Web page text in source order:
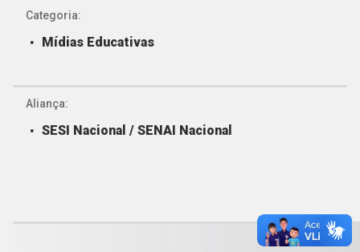
Categoria:
Mídias Educativas
Aliança:
SESI Nacional / SENAI Nacional